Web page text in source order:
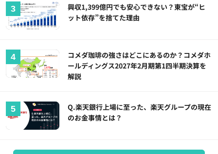
興収1,399億円でも安心できない？東宝が“ヒ
ット依存”を捨てた理由
コメダ珈琲の強さはどこにあるのか？コメダホ
ールディングス2027年2月期第1四半期決算を
解説
Q.楽天銀行上場に至った、楽天グループの現在
のお金事情とは？